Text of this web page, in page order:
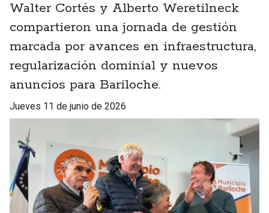
Walter Cortés y Alberto Weretilneck
compartieron una jornada de gestión
marcada por avances en infraestructura,
regularización dominial y nuevos
anuncios para Bariloche.
jueves 11 de junio de 2026